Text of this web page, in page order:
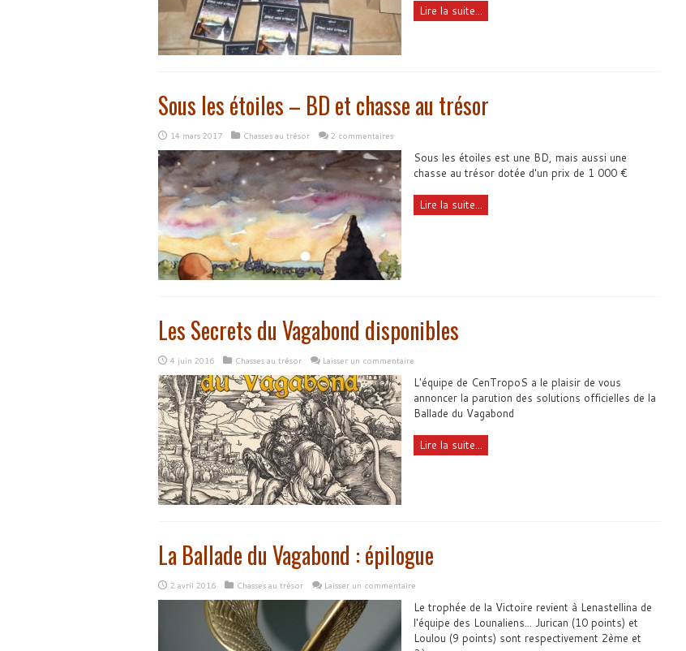
Lire la suite...
Sous les étoiles – BD et chasse au trésor
14 mars 2017 Chasses au trésor 2 commentaires
Sous les étoiles est une BD, mais aussi une
chasse au trésor dotée d'un prix de 1 000 €
Lire la suite...
Les Secrets du Vagabond disponibles
4 juin 2016 Chasses au trésor Laisser un commentaire
L'équipe de CenTropoS a le plaisir de vous
annoncer la parution des solutions officielles de la
Ballade du Vagabond
Lire la suite...
La Ballade du Vagabond : épilogue
2 avril 2016 Chasses au trésor Laisser un commentaire
Le trophée de la Victoire revient à Lenastellina de
l'équipe des Lounaliens... Jurican (10 points) et
Loulou (9 points) sont respectivement 2ème et